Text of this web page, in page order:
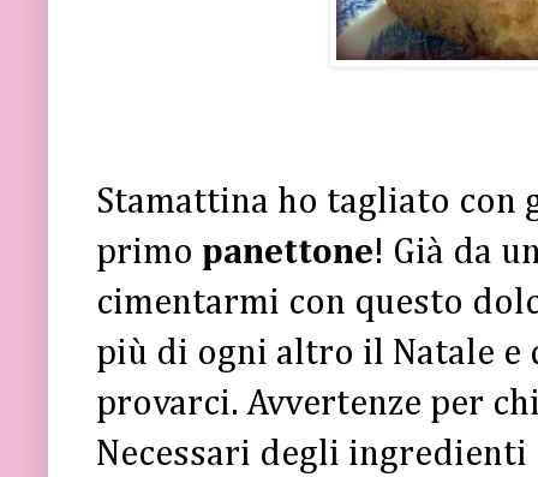
Stamattina ho tagliato con
primo panettone! Già da
cimentarmi con questo
più di ogni altro il Natale e
provarci. Avvertenze per
Necessari degli